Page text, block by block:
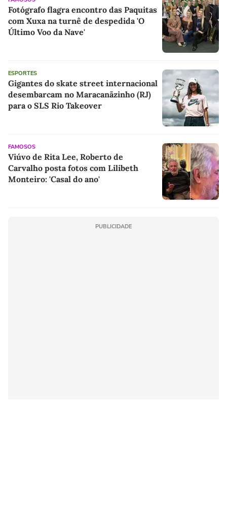
Fotógrafo flagra encontro das Paquitas
com Xuxa na turnê de despedida 'O
Último Voo da Nave'
ESPORTES
Gigantes do skate street internacional
desembarcam no Maracanãzinho (RJ)
para o SLS Rio Takeover
FAMOSOS
Viúvo de Rita Lee, Roberto de
Carvalho posta fotos com Lilibeth
Monteiro: 'Casal do ano'
PUBLICIDADE